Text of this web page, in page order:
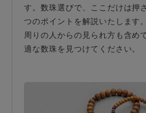
す。数珠選びで、ここだけは押
つのポイントを解説いたします
周りの人からの見られ方も含め
適な数珠を見つけてください。